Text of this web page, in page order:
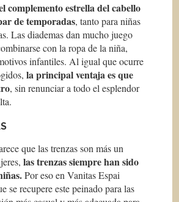
complemento estrella del cabello
de temporadas, tanto para niñas
Las diademas dan mucho juego
con la ropa de la niña,
infantiles. Al igual que ocurre
la principal ventaja es que
, sin renunciar a todo el esplendor
que las trenzas son más un
las trenzas siempre han sido
Por eso en Vanitas Espai
se recupere este peinado para las